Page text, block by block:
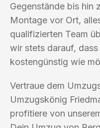
Gegenstände bis hin
Montage vor Ort,
qualifizierten Team
wir stets darauf,
kostengünstig wie
Vertraue dem
Umzugskönig
profitiere von